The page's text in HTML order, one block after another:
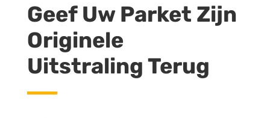
Geef Uw Parket Zijn
Originele
Uitstraling Terug